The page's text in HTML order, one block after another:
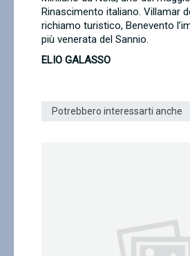
Rinascimento italiano. Villamar
richiamo turistico, Benevento
più venerata del Sannio.
ELIO GALASSO
Potrebbero interessarti anche